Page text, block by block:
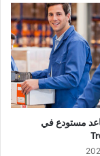
مستودع في